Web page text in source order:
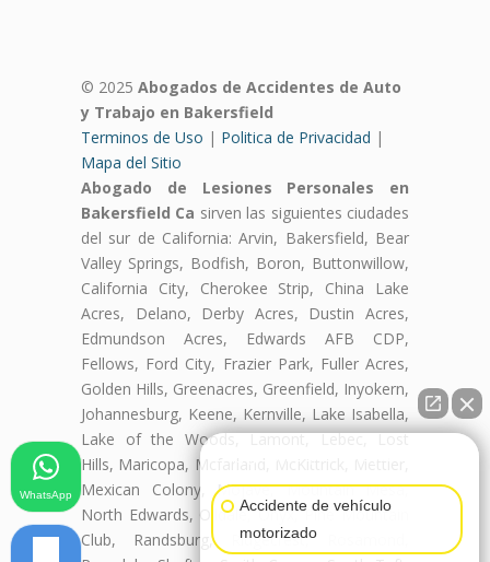
© 2025 Abogados de Accidentes de Auto
y Trabajo en Bakersfield
Terminos de Uso | Politica de Privacidad |
Mapa del Sitio
Abogado de Lesiones Personales en
Bakersfield Ca sirven las siguientes ciudades
del sur de California: Arvin, Bakersfield, Bear
Valley Springs, Bodfish, Boron, Buttonwillow,
California City, Cherokee Strip, China Lake
Acres, Delano, Derby Acres, Dustin Acres,
Edmundson Acres, Edwards AFB CDP,
Fellows, Ford City, Frazier Park, Fuller Acres,
Golden Hills, Greenacres, Greenfield, Inyokern,
Johannesburg, Keene, Kernville, Lake Isabella,
Lake of the Woods, Lamont, Lebec, Lost
Hills, Maricopa, Mcfarland, McKittrick, Mettler,
Mexican Colony, Mojave, Mountain Mesa,
North Edwards, Oildale, Onyx, Pine Mountain
Club, Randsburg, Ridgecrest, Rosamond,
Accidente de vehículo
motorizado
WhatsApp